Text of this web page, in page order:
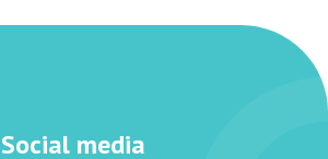
Social media